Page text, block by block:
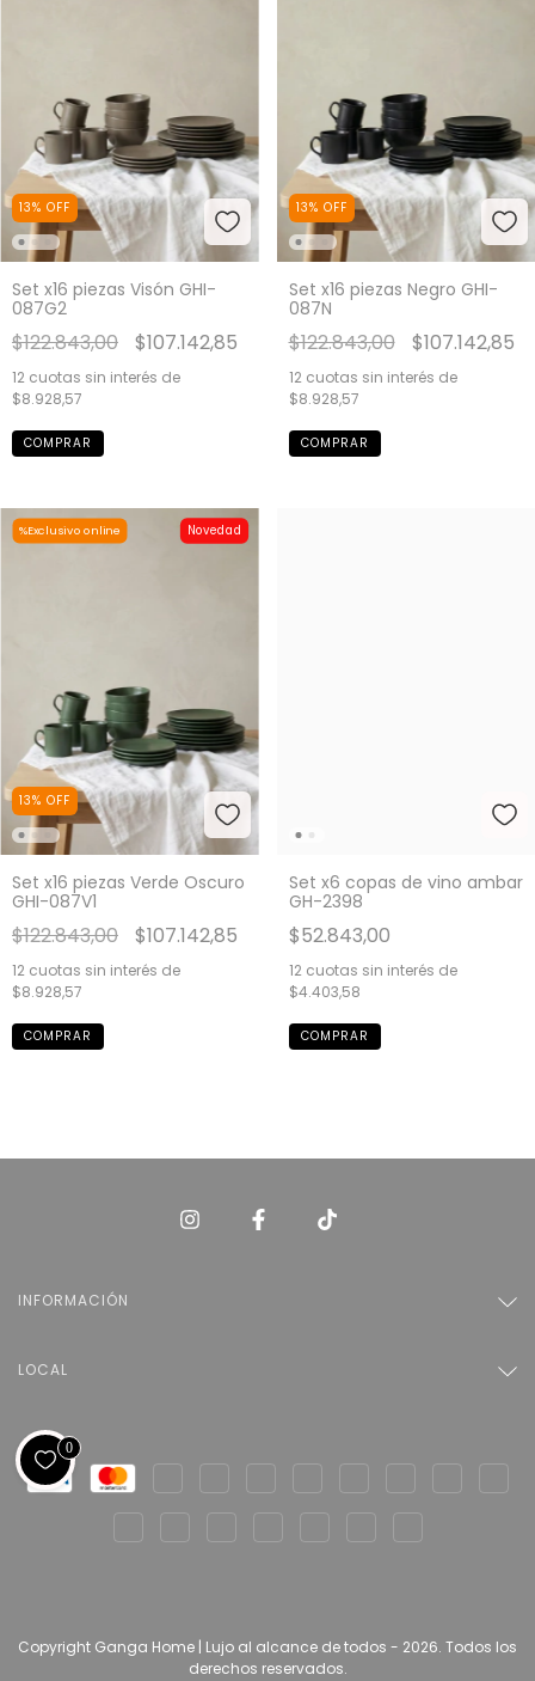
13% OFF
Set x16 piezas Visón GHI-
087G2
$122.843,00 $107.142,85
12 cuotas sin interés de
$8.928,57
13% OFF
Set x16 piezas Negro GHI-
087N
$122.843,00 $107.142,85
12 cuotas sin interés de
$8.928,57
Novedad
%Exclusivo online
13% OFF
Set x16 piezas Verde Oscuro
GHI-087V1
$122.843,00 $107.142,85
12 cuotas sin interés de
$8.928,57
Set x6 copas de vino ambar
GH-2398
$52.843,00
12 cuotas sin interés de
$4.403,58
INFORMACIÓN
LOCAL
Copyright Ganga Home | Lujo al alcance de todos - 2026. Todos los
derechos reservados.
0